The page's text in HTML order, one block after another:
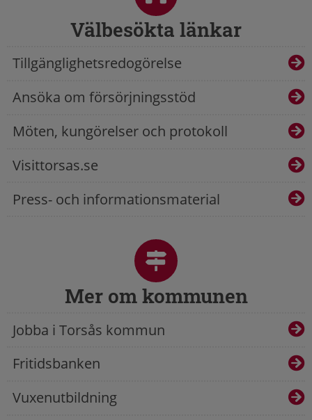
Välbesökta länkar
Tillgänglighetsredogörelse
Ansöka om försörjningsstöd
Möten, kungörelser och protokoll
Visittorsas.se
Press- och informationsmaterial
Mer om kommunen
Jobba i Torsås kommun
Fritidsbanken
Vuxenutbildning